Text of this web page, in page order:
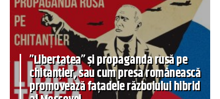
”Libertatea” și propaganda rusă pe
chitanțier, sau cum presa românească
promovează fațadele războiului hibrid